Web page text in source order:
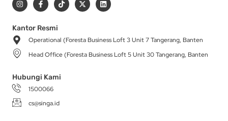
n
s
a
g
r
a
m
a
c
b
o
-
i
k
-
t
t
r
i
n
i
Kantor Resmi
Operational (Foresta Business Loft 3 Unit 7 Tangerang, Banten
Head Office (Foresta Business Loft 5 Unit 30 Tangerang, Banten
Hubungi Kami
1500066
cs@singa.id